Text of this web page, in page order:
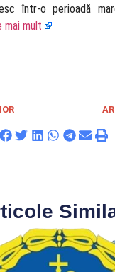
într-o perioadă
mai mult